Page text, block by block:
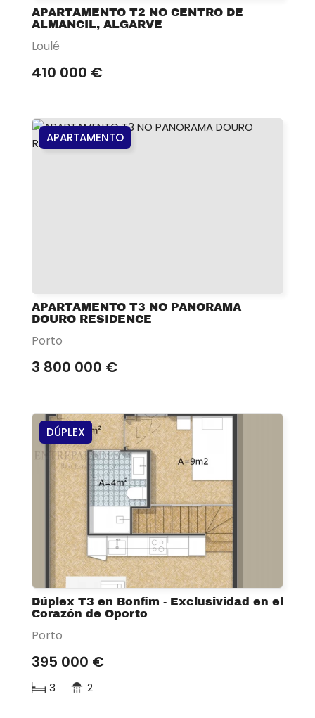
APARTAMENTO T2 NO CENTRO DE
ALMANCIL, ALGARVE
Loulé
410 000 €
APARTAMENTO
APARTAMENTO T3 NO PANORAMA
DOURO RESIDENCE
Porto
3 800 000 €
DÚPLEX
Dúplex T3 en Bonfim - Exclusividad en el
Corazón de Oporto
Porto
395 000 €
3 2